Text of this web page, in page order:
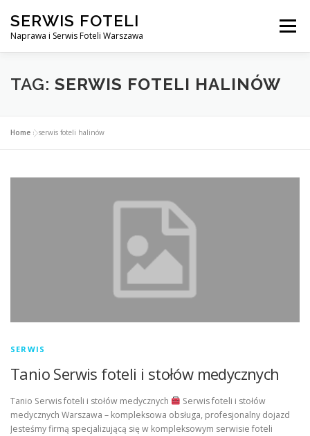
treści
SERWIS FOTELI
Naprawa i Serwis Foteli Warszawa
Menu
NAPRAWA FOTELI DENTYSTYCZNE I MEDYCZNE
CENNIK USŁUG
TAG: SERWIS FOTELI HALINÓW
Home »serwis foteli halinów
SERWIS
Tanio Serwis foteli i stołów medycznych
Tanio Serwis foteli i stołów medycznych
Serwis foteli i stołów
medycznych Warszawa – kompleksowa obsługa, profesjonalny dojazd
Jesteśmy firmą specjalizującą się w kompleksowym serwisie foteli